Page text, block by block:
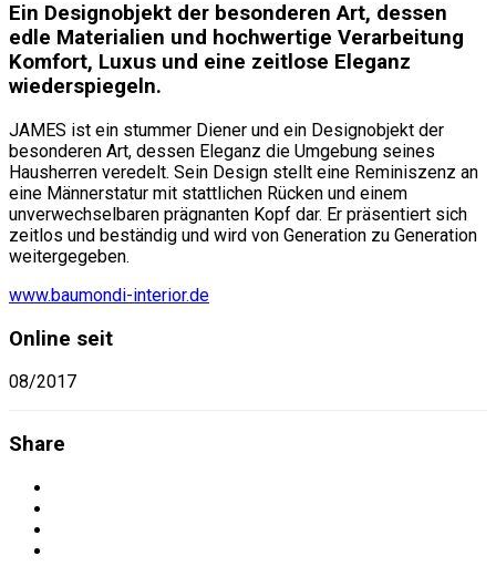
Ein Designobjekt der besonderen Art, dessen
edle Materialien und hochwertige Verarbeitung
Komfort, Luxus und eine zeitlose Eleganz
wiederspiegeln.
JAMES ist ein stummer Diener und ein Designobjekt der
besonderen Art, dessen Eleganz die Umgebung seines
Hausherren veredelt. Sein Design stellt eine Reminiszenz an
eine Männerstatur mit stattlichen Rücken und einem
unverwechselbaren prägnanten Kopf dar. Er präsentiert sich
zeitlos und beständig und wird von Generation zu Generation
weitergegeben.
www.baumondi-interior.de
Online seit
08/2017
Share